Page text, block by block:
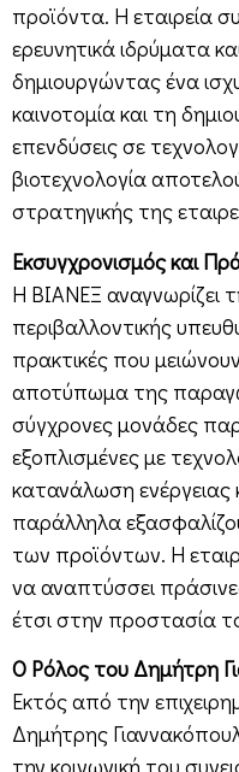
προϊόντα. Η εταιρεία
ερευνητικά ιδρύματα
δημιουργώντας ένα
καινοτομία και τη
επενδύσεις σε
βιοτεχνολογία
στρατηγικής της
Εκσυγχρονισμός και
Η ΒΙΑΝΕΞ αναγνωρίζει
περιβαλλοντικής
πρακτικές που
αποτύπωμα της
σύγχρονες μονάδες
εξοπλισμένες με
κατανάλωση ενέργειας
παράλληλα
των προϊόντων. Η
να αναπτύσσει
έτσι στην προστασία
Ο Ρόλος του Δημήτρη
Εκτός από την
Δημήτρης
την κοινωνική του